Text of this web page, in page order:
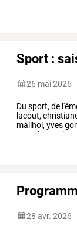
Sport :
26 mai 2026
Du sport, de
lacout,
mailhol, yves
lacout
28 avr. 2026